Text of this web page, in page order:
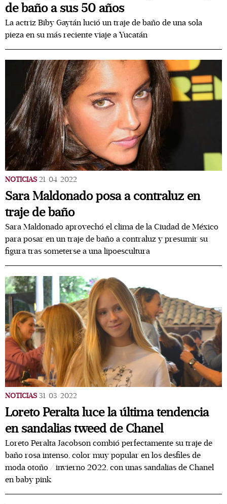
de baño a sus 50 años
La actriz Biby Gaytán lució un traje de baño de una sola
pieza en su más reciente viaje a Yucatán
NOTICIAS 21/04/2022
Sara Maldonado posa a contraluz en
traje de baño
Sara Maldonado aprovechó el clima de la Ciudad de México
para posar en un traje de baño a contraluz y presumir su
figura tras someterse a una lipoescultura
NOTICIAS 31/03/2022
Loreto Peralta luce la última tendencia
en sandalias tweed de Chanel
Loreto Peralta Jacobson combió perfectamente su traje de
baño rosa intenso, color muy popular en los desfiles de
moda otoño / invierno 2022, con unas sandalias de Chanel
en baby pink